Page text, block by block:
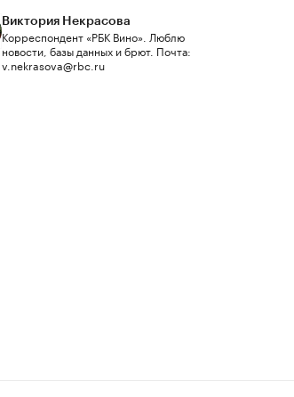
Виктория Некрасова
Корреспондент «РБК Вино». Люблю
новости, базы данных и брют. Почта:
v.nekrasova@rbc.ru